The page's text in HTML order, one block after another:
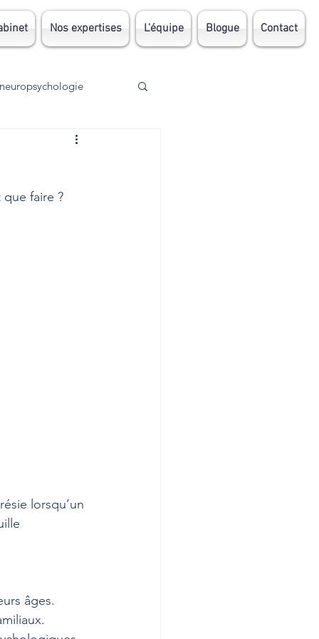
Nos expertises L'équipe Blogue Contact
neuropsychologie
Traumatisme
AVC TDA
faire ?
lorsqu’un
âges.